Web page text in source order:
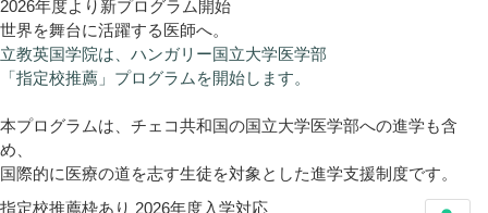
2026年度より新プログラム開始
世界を舞台に活躍する医師へ。
立教英国学院は、ハンガリー国立大学医学部
「指定校推薦」プログラムを開始します。
本プログラムは、チェコ共和国の国立大学医学部への進学も含
め、
国際的に医療の道を志す生徒を対象とした進学支援制度です。
指定校推薦枠あり 2026年度入学対応